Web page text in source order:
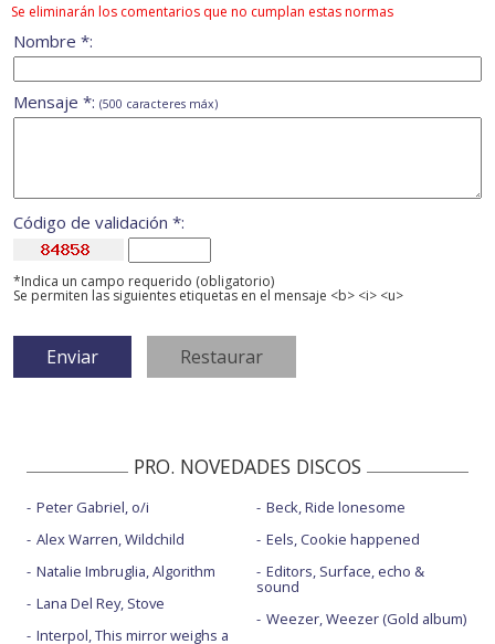
Se eliminarán los comentarios que no cumplan estas normas
Nombre *:
Mensaje *: (500 caracteres máx)
Código de validación *:
*Indica un campo requerido (obligatorio)
Se permiten las siguientes etiquetas en el mensaje <b> <i> <u>
PRO. NOVEDADES DISCOS
Peter Gabriel, o/i
Alex Warren, Wildchild
Natalie Imbruglia, Algorithm
Lana Del Rey, Stove
Interpol, This mirror weighs a
Beck, Ride lonesome
Eels, Cookie happened
Editors, Surface, echo &
sound
Weezer, Weezer (Gold album)